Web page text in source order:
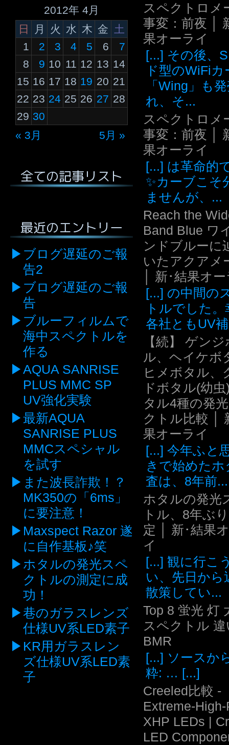
2012年 4月
日
月 火 水 木 金 土
« 3月 5月 »
1 2 3 4 5 6
7
8
9 10 11 12 13 14
15 16 17 18 19 20 21
22 23 24 25 26 27 28
29 30
全ての記事リスト
最近のエントリー
ブログ遅延のご報
告2
ブログ遅延のご報
告
ブルーフィルムで
海中スペクトルを
作る
AQUA SANRISE
PLUS MMC SP
UV強化実験
最新AQUA
SANRISE PLUS
MMCスペシャル
を試す
また波長詐欺！？
MK350の「6ms」
に要注意！
Maxspect Razor 遂
に自作基板♪笑
ホタルの発光スペ
クトルの測定に成
功！
巷のガラスレンズ
仕様UV系LED素子
KR用ガラスレン
ズ仕様UV系LED素
子
スペクトロメ
事変：前夜 │
果オーライ
[...] その後、
ド型のWiFiカ
「Wing」も
れ、そ...
スペクトロメ
事変：前夜 │
果オーライ
[...] は革命的
✨カーブこそ
ませんが、...
Reach the
Band Blue ワ
ンドブルーに
いたアクアメ
│ 新･結果オ
[...] の中間の
トルでした
各社ともUV
【続】 ゲン
ル、ヘイケボ
ヒメボタル、
ドボタル(幼
タル4種の発
クトル比較 │
果オーライ
[...] 今年ふと
きで始めたホ
査は、8年前...
ホタルの発光
トル、8年ぶ
定 │ 新･結果
イ
[...] 観に行こ
い、先日から
散策してい...
Top 8 蛍光 灯
スペクトル 違
BMR
[...] ソースか
粋: … [...]
Creeled比較 -
Extreme-
XHP LEDs |
LED